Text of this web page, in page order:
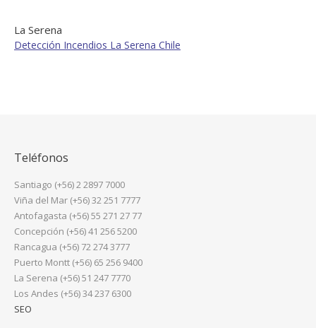
La Serena
Detección Incendios La Serena Chile
Teléfonos
Santiago (+56) 2 2897 7000
Viña del Mar (+56) 32 251 7777
Antofagasta (+56) 55 271 27 77
Concepción (+56) 41 256 5200
Rancagua (+56) 72 274 3777
Puerto Montt (+56) 65 256 9400
La Serena (+56) 51 247 7770
Los Andes (+56) 34 237 6300
SEO